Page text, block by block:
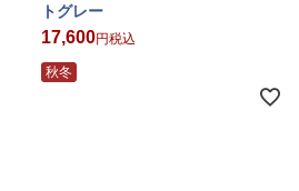
トグレー
17,600 税込
秋冬